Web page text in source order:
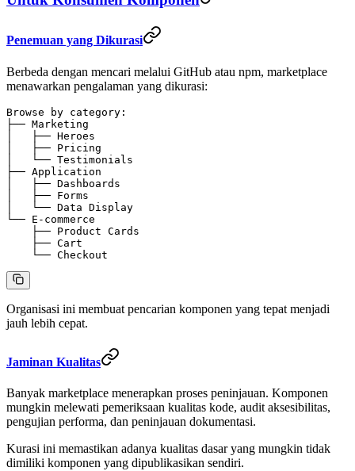
Penemuan yang Dikurasi
Berbeda dengan mencari melalui GitHub atau npm, marketplace
menawarkan pengalaman yang dikurasi:
Browse by category:
├── Marketing
│   ├── Heroes
│   ├── Pricing
│   └── Testimonials
├── Application
│   ├── Dashboards
│   ├── Forms
│   └── Data Display
└── E-commerce
    ├── Product Cards
    ├── Cart
    └── Checkout
Organisasi ini membuat pencarian komponen yang tepat menjadi
jauh lebih cepat.
Jaminan Kualitas
Banyak marketplace menerapkan proses peninjauan. Komponen
mungkin melewati pemeriksaan kualitas kode, audit aksesibilitas,
pengujian performa, dan peninjauan dokumentasi.
Kurasi ini memastikan adanya kualitas dasar yang mungkin tidak
dimiliki komponen yang dipublikasikan sendiri.